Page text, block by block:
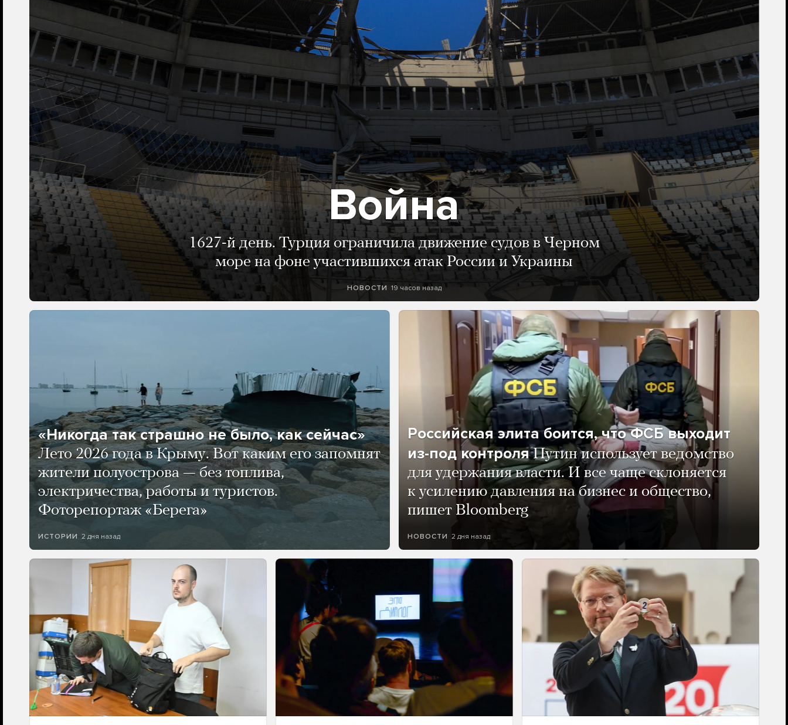
Война
1627-й день. Турция ограничила движение судов в Черном
море на фоне участившихся атак России и Украины
НОВОСТИ 19 часов назад
«Никогда так страшно не было, как сейчас»
Лето 2026 года в Крыму. Вот каким его запомнят
жители полуострова — без топлива,
электричества, работы и туристов.
Фоторепортаж «Берега»
ИСТОРИИ 2 дня назад
Российская элита боится, что ФСБ выходит
из-под контроля Путин использует ведомство
для удержания власти. И все чаще склоняется
к усилению давления на бизнес и общество,
пишет Bloomberg
НОВОСТИ 2 дня назад